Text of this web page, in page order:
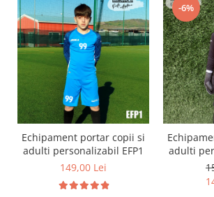
Echipament portar copii si
adulti personalizabil EFP1
149,00 Lei
-6%
adulti